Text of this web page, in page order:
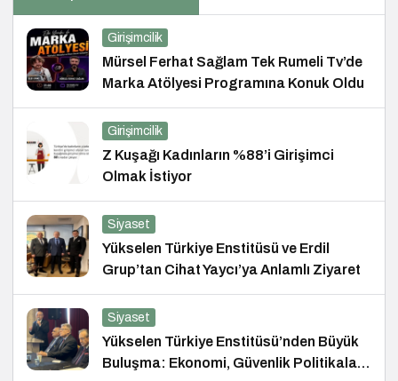
Girişimcilik
Mürsel Ferhat Sağlam Tek Rumeli Tv’de
Marka Atölyesi Programına Konuk Oldu
Girişimcilik
Z Kuşağı Kadınların %88’i Girişimci
Olmak İstiyor
Siyaset
Yükselen Türkiye Enstitüsü ve Erdil
Grup’tan Cihat Yaycı’ya Anlamlı Ziyaret
Siyaset
Yükselen Türkiye Enstitüsü’nden Büyük
Buluşma: Ekonomi, Güvenlik Politikaları